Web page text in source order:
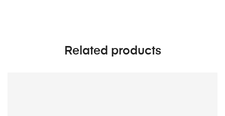
Related products